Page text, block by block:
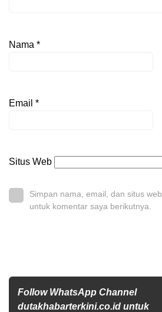
Nama *
Email *
Situs Web
Simpan nama, email, dan situs
untuk komentar saya berikutnya.
Follow WhatsApp Channel
dutakhabarterkini.co.id untuk